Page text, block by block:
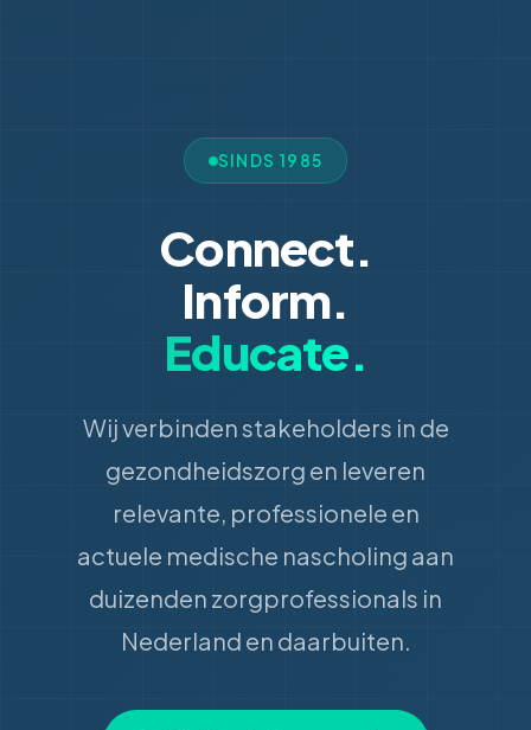
SINDS 1985
Connect.
Inform.
Educate.
Wij verbinden stakeholders in de
gezondheidszorg en leveren
relevante, professionele en
actuele medische nascholing aan
duizenden zorgprofessionals in
Nederland en daarbuiten.